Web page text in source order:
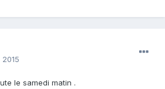
le samedi matin .